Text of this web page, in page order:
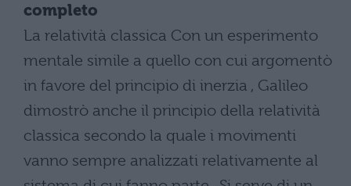
completo
La relatività classica Con un esperimento
mentale simile a quello con cui argomentò
in favore del principio di inerzia , Galileo
dimostrò anche il principio della relatività
classica secondo la quale i movimenti
vanno sempre analizzati relativamente al